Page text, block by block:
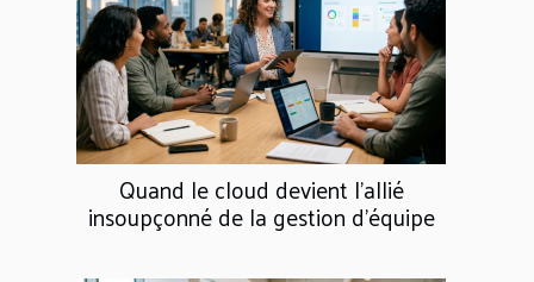
Quand le cloud devient l’allié
insoupçonné de la gestion d’équipe